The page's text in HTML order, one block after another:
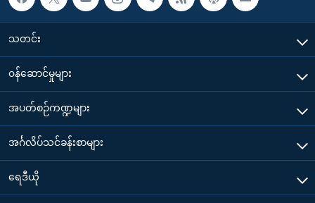
သတင်း
၀န်ဆောင်မှုများ
အပတ်စဉ်ကဏ္ဍများ
အင်္ဂလိပ်သင်ခန်းစာများ
ရေဒီယို